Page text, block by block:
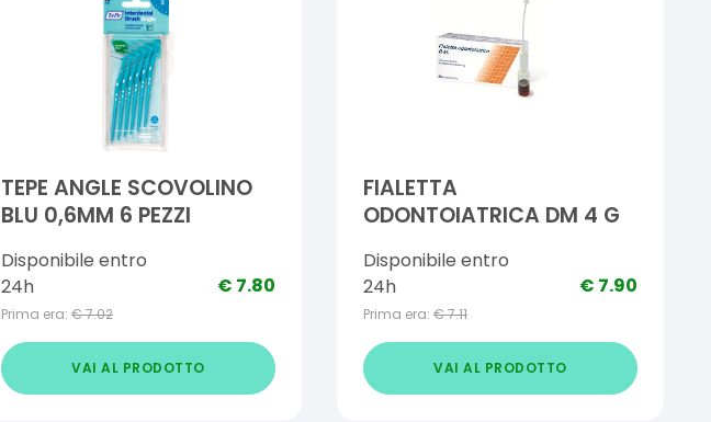
TEPE ANGLE SCOVOLINO
BLU 0,6MM 6 PEZZI
Disponibile entro
24h
Prima era: €7.02
€ 7.80
VAI AL PRODOTTO
FIALETTA
ODONTOIATRICA DM 4 G
Disponibile entro
24h
Prima era: €7.11
€ 7.90
VAI AL PRODOTTO